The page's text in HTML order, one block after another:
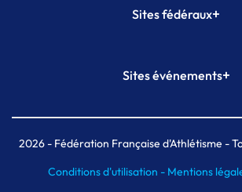
Sites fédéraux+
Plateforme Formation
Sites événements+
Meeting de Paris indoor
MAIF Ekiden de Paris
2026- Fédération Française d'Athlétisme -
Conditions d'utilisation - Mentions